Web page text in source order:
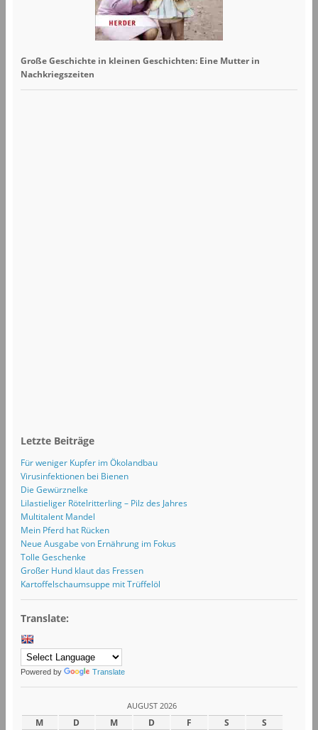
Große Geschichte in kleinen Geschichten: Eine Mutter in
Nachkriegszeiten
Letzte Beiträge
Für weniger Kupfer im Ökolandbau
Virusinfektionen bei Bienen
Die Gewürznelke
Lilastieliger Rötelritterling – Pilz des Jahres
Multitalent Mandel
Mein Pferd hat Rücken
Neue Ausgabe von Ernährung im Fokus
Tolle Geschenke
Großer Hund klaut das Fressen
Kartoffelschaumsuppe mit Trüffelöl
Translate:
Powered by Translate
AUGUST 2026
M D M D F S S